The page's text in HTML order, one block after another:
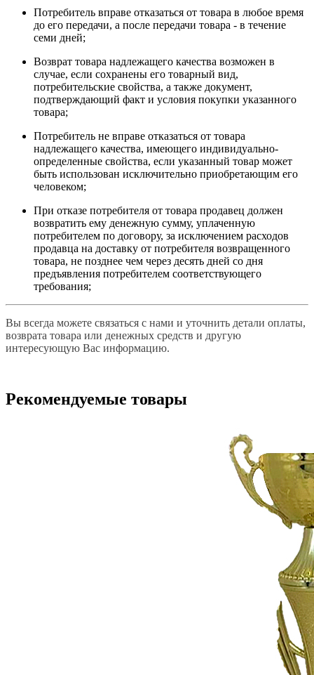
Потребитель вправе отказаться от товара в любое время
до его передачи, а после передачи товара - в течение
семи дней;
Возврат товара надлежащего качества возможен в
случае, если сохранены его товарный вид,
потребительские свойства, а также документ,
подтверждающий факт и условия покупки указанного
товара;
Потребитель не вправе отказаться от товара
надлежащего качества, имеющего индивидуально-
определенные свойства, если указанный товар может
быть использован исключительно приобретающим его
человеком;
При отказе потребителя от товара продавец должен
возвратить ему денежную сумму, уплаченную
потребителем по договору, за исключением расходов
продавца на доставку от потребителя возвращенного
товара, не позднее чем через десять дней со дня
предъявления потребителем соответствующего
требования;
Вы всегда можете связаться с нами и уточнить детали оплаты,
возврата товара или денежных средств и другую
интересующую Вас информацию.
Рекомендуемые товары